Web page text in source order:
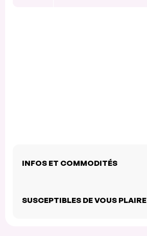
INFOS ET COMMODITÉS
SUSCEPTIBLES DE VOUS PLAIRE